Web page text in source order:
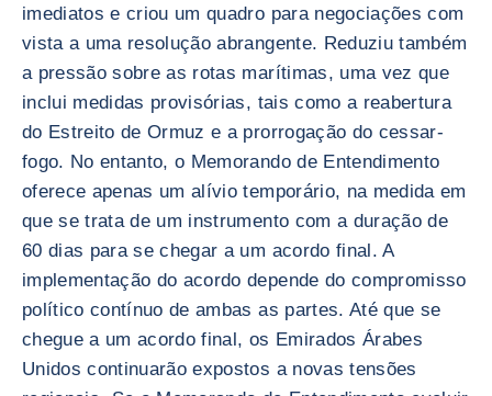
imediatos e criou um quadro para negociações com
vista a uma resolução abrangente. Reduziu também
a pressão sobre as rotas marítimas, uma vez que
inclui medidas provisórias, tais como a reabertura
do Estreito de Ormuz e a prorrogação do cessar-
fogo. No entanto, o Memorando de Entendimento
oferece apenas um alívio temporário, na medida em
que se trata de um instrumento com a duração de
60 dias para se chegar a um acordo final. A
implementação do acordo depende do compromisso
político contínuo de ambas as partes. Até que se
chegue a um acordo final, os Emirados Árabes
Unidos continuarão expostos a novas tensões